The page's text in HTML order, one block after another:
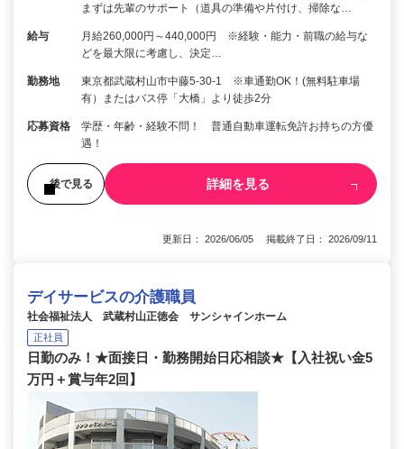
まずは先輩のサポート（道具の準備や片付け、掃除な…
給与
月給260,000円～440,000円 ※経験・能力・前職の給与な
どを最大限に考慮し、決定…
勤務地
東京都武蔵村山市中藤5-30-1 ※車通勤OK！(無料駐車場
有）またはバス停「大橋」より徒歩2分
応募資格
学歴・年齢・経験不問！ 普通自動車運転免許お持ちの方優
遇！
後で見る 詳細を見る
更新日： 2026/06/05 掲載終了日： 2026/09/11
デイサービスの介護職員
社会福祉法人 武蔵村山正徳会 サンシャインホーム
正社員
日勤のみ！★面接日・勤務開始日応相談★【入社祝い金5
万円＋賞与年2回】